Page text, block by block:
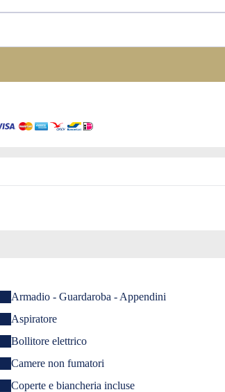
Armadio - Guardaroba - Appendini
Aspiratore
Bollitore elettrico
Camere non fumatori
Coperte e biancheria incluse